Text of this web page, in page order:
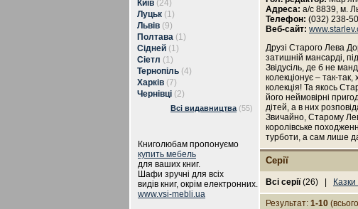
Київ (24)
Луцьк (1)
Львів (9)
Полтава (1)
Сідней (1)
Сіетл (1)
Тернопіль (4)
Харків (7)
Чернівці (2)
Всі видавництва (55)
Книголюбам пропонуємо
купить мебель
для ваших книг.
Шафи зручні для всіх
видів книг, окрім електронних.
www.vsi-mebli.ua
Адреса: а/с 8839, м.
Телефон: (032) 238-
Веб-сайт:
Друзі Старого Лева
затишній мансарді,
Звідусіль, де б не
колекціонує – так-
колекція! Та якось
його неймовірні
дітей, а в них
Звичайно, Старому
королівське
турботи, а сам лише
Серії
Всі серії(26) |
Результат: 1-10